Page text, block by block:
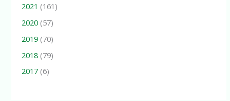
2021 (161)
2020 (57)
2019 (70)
2018 (79)
2017 (6)